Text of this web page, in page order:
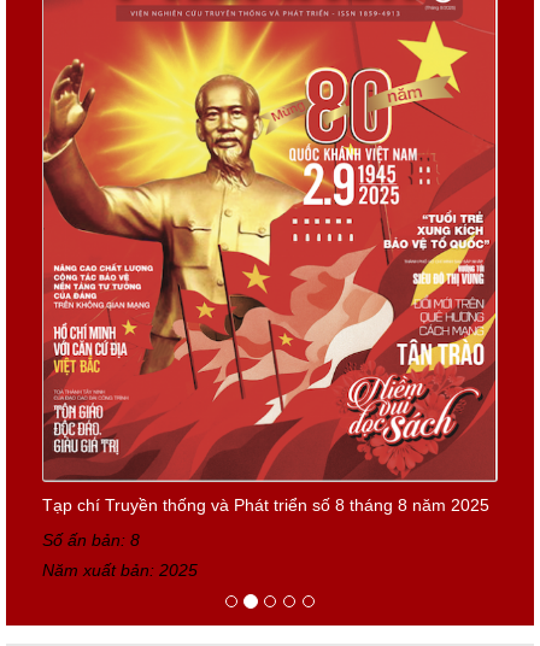
Tạp chí Truyền thống và Phát triển số 8 tháng 8 năm 2025
Số ấn bản: 8
Năm xuất bản: 2025